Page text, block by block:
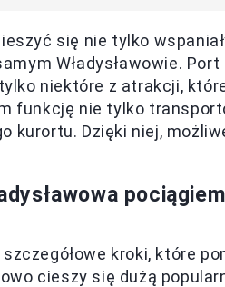
się nie tylko
Władysławowie.
niektóre z atrakcji,
funkcję nie tylko
kurortu. Dzięki niej,
kroki, które
cieszy się dużą